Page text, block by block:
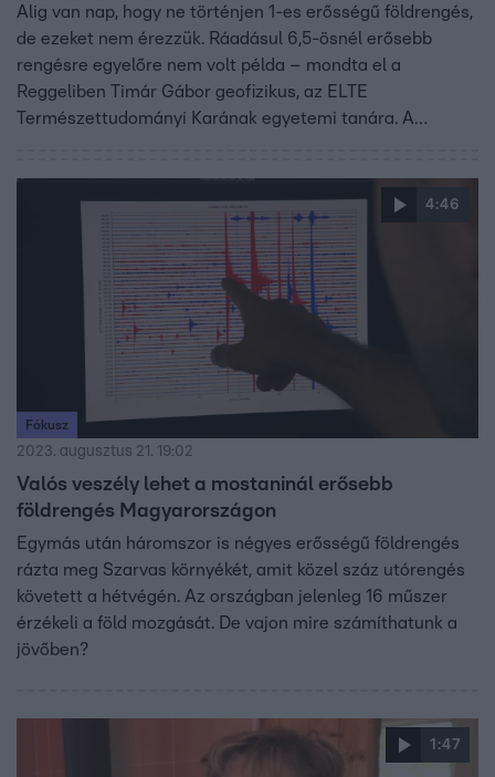
Alig van nap, hogy ne történjen 1-es erősségű földrengés,
de ezeket nem érezzük. Ráadásul 6,5-ösnél erősebb
rengésre egyelőre nem volt példa – mondta el a
Reggeliben Timár Gábor geofizikus, az ELTE
Természettudományi Karának egyetemi tanára. A
előfordulhatnak a továbbiakban is. De melyik
országrészek vannak a leginkább kitéve a veszélynek, és
eleve mi okozza a földrengéseket? A videóból kiderül.
4:46
Fókusz
2023. augusztus 21. 19:02
Valós veszély lehet a mostaninál erősebb
földrengés Magyarországon
Egymás után háromszor is négyes erősségű földrengés
rázta meg Szarvas környékét, amit közel száz utórengés
követett a hétvégén. Az országban jelenleg 16 műszer
érzékeli a föld mozgását. De vajon mire számíthatunk a
jövőben?
1:47